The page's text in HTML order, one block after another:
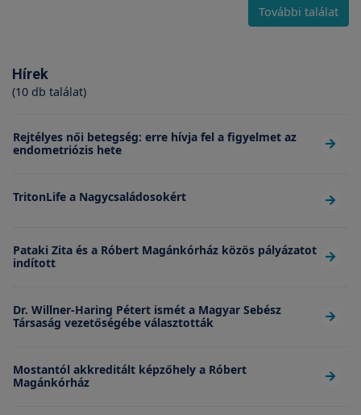
További találat
Hírek
(10 db találat)
Rejtélyes női betegség: erre hívja fel a figyelmet az
endometriózis hete
TritonLife a Nagycsaládosokért
Pataki Zita és a Róbert Magánkórház közös pályázatot
indított
Dr. Willner-Haring Pétert ismét a Magyar Sebész
Társaság vezetőségébe választották
Mostantól akkreditált képzőhely a Róbert
Magánkórház